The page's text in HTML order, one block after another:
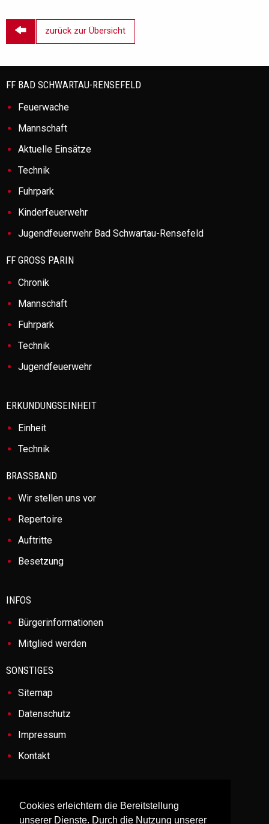
Cookies erleichtern die Bereitstellung
unserer Dienste. Durch die Nutzung unserer
 zurück zur Übersicht
FF BAD SCHWARTAU-RENSEFELD
Feuerwache
Mannschaft
Aktuelle Einsätze
Technik
Fuhrpark
Kinderfeuerwehr
Jugendfeuerwehr Bad Schwartau-Rensefeld
FF GROSS PARIN
Chronik
Mannschaft
Fuhrpark
Technik
Jugendfeuerwehr
ERKUNDUNGSEINHEIT
Einheit
Technik
BRASSBAND
Wir stellen uns vor
Repertoire
Auftritte
Besetzung
INFOS
Bürgerinformationen
Mitglied werden
SONSTIGES
Sitemap
Datenschutz
Impressum
Kontakt
Feuerwehr Bad Schwartau-Rensefeld